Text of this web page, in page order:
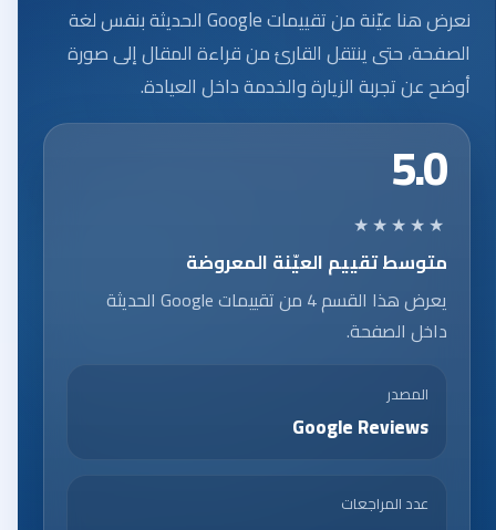
نعرض هنا عيّنة من تقييمات Google الحديثة بنفس لغة
الصفحة، حتى ينتقل القارئ من قراءة المقال إلى صورة
أوضح عن تجربة الزيارة والخدمة داخل العيادة.
5.0
★★★★★
متوسط تقييم العيّنة المعروضة
يعرض هذا القسم 4 من تقييمات Google الحديثة
داخل الصفحة.
المصدر
Google Reviews
عدد المراجعات